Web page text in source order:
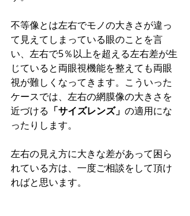
不等像とは左右でモノの大きさが違っ
て見えてしまっている眼のことを言
い、左右で5％以上を超える左右差が生
じていると両眼視機能を整えても両眼
視が難しくなってきます。こういった
ケースでは、左右の網膜像の大きさを
近づける 「サイズレンズ」 の適用にな
ったりします。
左右の見え方に大きな差があって困ら
れている方は、一度ご相談をして頂け
ればと思います。